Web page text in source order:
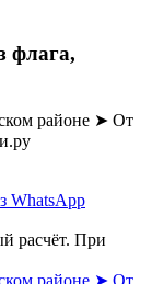
флага,
расчёт. При